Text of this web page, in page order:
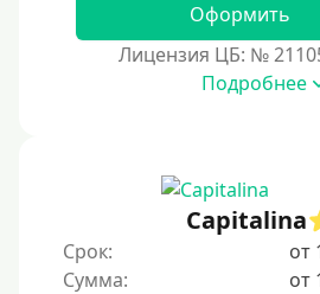
Оформить
Лицензия ЦБ: №
Подробнее
Capitalina
Срок:
от
Сумма:
от